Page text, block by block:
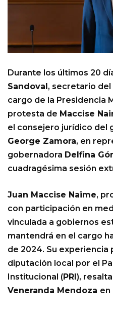
Durante los últimos 20
Sandoval, secretario
cargo de la Presidencia
protesta de Maccise
el consejero jurídico del
George Zamora, en
gobernadora Delfina
cuadragésima sesión
Juan Maccise Naime,
con participación en
vinculada a gobiernos
mantendrá en el cargo
de 2024. Su experiencia
diputación local por el
Institucional (PRI),
Veneranda Mendoza en